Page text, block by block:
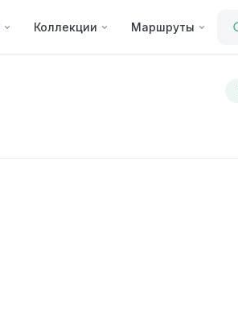
Коллекции Маршруты